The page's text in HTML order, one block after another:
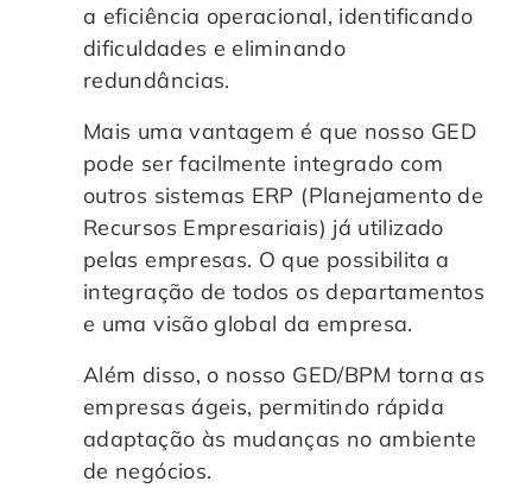
a eficiência operacional, identificando
dificuldades e eliminando
redundâncias.
Mais uma vantagem é que nosso GED
pode ser facilmente integrado com
outros sistemas ERP (Planejamento de
Recursos Empresariais) já utilizado
pelas empresas. O que possibilita a
integração de todos os departamentos
e uma visão global da empresa.
Além disso, o nosso GED/BPM torna as
empresas ágeis, permitindo rápida
adaptação às mudanças no ambiente
de negócios.